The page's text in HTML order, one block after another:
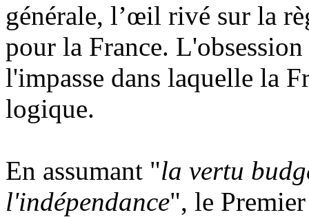
générale, l’œil rivé sur la
pour la France.
l'impasse dans laquelle la
logique.
En assumant "la vertu
l'indépendance", le